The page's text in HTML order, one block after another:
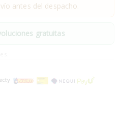
antes del despacho.
gratuitas